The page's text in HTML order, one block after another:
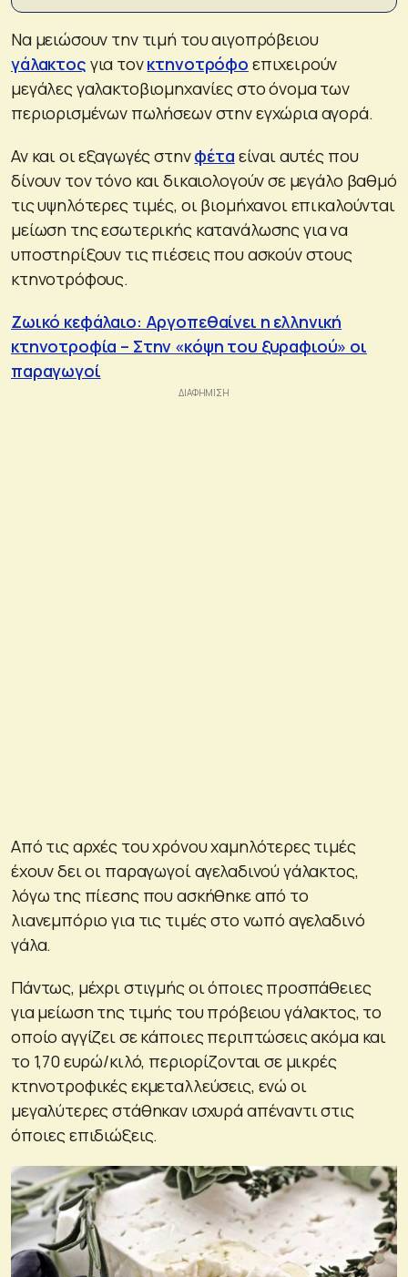
Να μειώσουν την τιμή του αιγοπρόβειου
γάλακτος για τονκτηνοτρόφο επιχειρούν
μεγάλες γαλακτοβιομηχανίες στο όνομα των
περιορισμένων πωλήσεων στην εγχώρια αγορά.
Αν και οι εξαγωγές στηνφέτα είναι αυτές που
δίνουν τον τόνο και δικαιολογούν σε μεγάλο βαθμό
τις υψηλότερες τιμές, οι βιομήχανοι επικαλούνται
μείωση της εσωτερικής κατανάλωσης για να
υποστηρίξουν τις πιέσεις που ασκούν στους
κτηνοτρόφους.
Ζωικό κεφάλαιο: Αργοπεθαίνει η ελληνική
κτηνοτροφία – Στην «κόψη του ξυραφιού» οι
παραγωγοί
Από τις αρχές του χρόνου χαμηλότερες τιμές
έχουν δει οι παραγωγοί αγελαδινού γάλακτος,
λόγω της πίεσης που ασκήθηκε από το
λιανεμπόριο για τις τιμές στο νωπό αγελαδινό
γάλα.
Πάντως, μέχρι στιγμής οι όποιες προσπάθειες
για μείωση της τιμής του πρόβειου γάλακτος, το
οποίο αγγίζει σε κάποιες περιπτώσεις ακόμα και
το 1,70 ευρώ/κιλό, περιορίζονται σε μικρές
κτηνοτροφικές εκμεταλλεύσεις, ενώ οι
μεγαλύτερες στάθηκαν ισχυρά απέναντι στις
όποιες επιδιώξεις.